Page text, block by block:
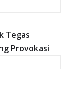
Tegas
Provokasi